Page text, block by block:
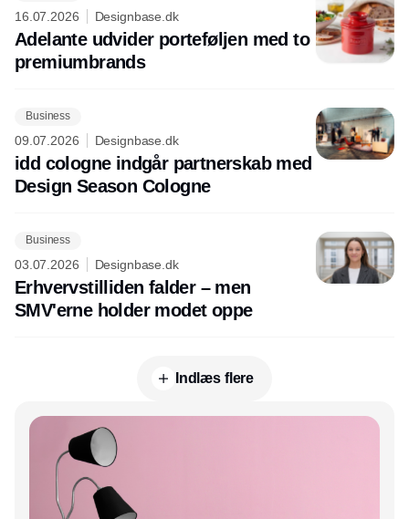
16.07.2026 Designbase.dk
Adelante udvider porteføljen med to
premiumbrands
Business
09.07.2026 Designbase.dk
idd cologne indgår partnerskab med
Design Season Cologne
Business
03.07.2026 Designbase.dk
Erhvervstilliden falder – men
SMV'erne holder modet oppe
Indlæs flere
Annonce